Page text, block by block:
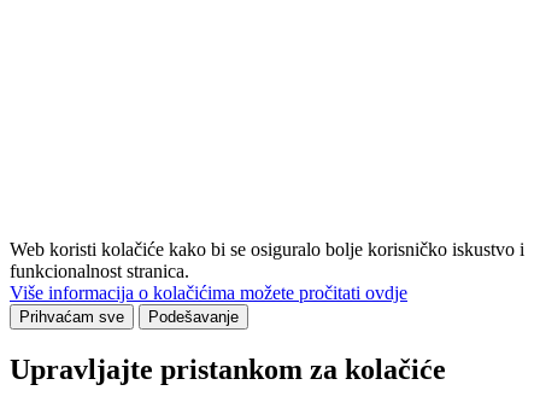
Web koristi kolačiće kako bi se osiguralo bolje korisničko iskustvo i
funkcionalnost stranica.
Više informacija o kolačićima možete pročitati ovdje
Prihvaćam sve Podešavanje
Upravljajte pristankom za kolačiće